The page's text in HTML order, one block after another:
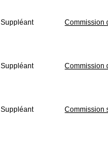
Suppléant Commission
Suppléant Commission
Suppléant Commission